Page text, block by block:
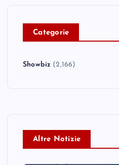
Categorie
Showbiz (2,166)
Altre Notizie